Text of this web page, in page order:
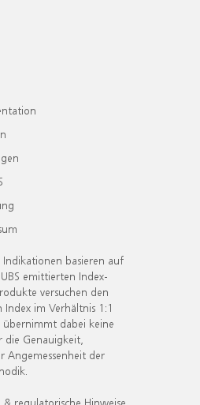
Indikationen basieren auf
emittierten Index-
versuchen den
im Verhältnis 1:1
übernimmt dabei keine
die Genauigkeit,
Angemessenheit der